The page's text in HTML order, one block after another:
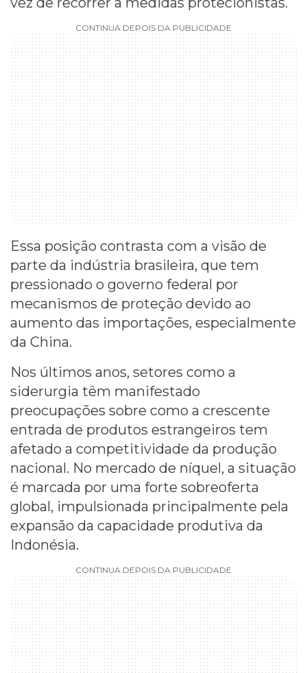
CONTINUA DEPOIS DA PUBLICIDADE
Essa posição contrasta com a visão de
parte da indústria brasileira, que tem
pressionado o governo federal por
mecanismos de proteção devido ao
aumento das importações, especialmente
da China.
Nos últimos anos, setores como a
siderurgia têm manifestado
preocupações sobre como a crescente
entrada de produtos estrangeiros tem
afetado a competitividade da produção
nacional. No mercado de níquel, a situação
é marcada por uma forte sobreoferta
global, impulsionada principalmente pela
expansão da capacidade produtiva da
Indonésia.
CONTINUA DEPOIS DA PUBLICIDADE